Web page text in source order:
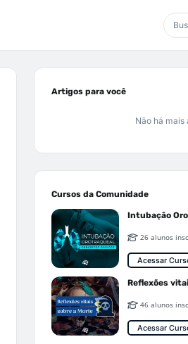
Artigos para você
Não há mais
Cursos da Comunidade
26 alunos
Acessar
Reflexões
46 alunos
Acessar